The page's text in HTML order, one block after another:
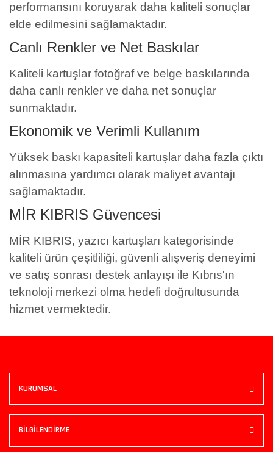
performansını koruyarak daha kaliteli sonuçlar
elde edilmesini sağlamaktadır.
Canlı Renkler ve Net Baskılar
Kaliteli kartuşlar fotoğraf ve belge baskılarında
daha canlı renkler ve daha net sonuçlar
sunmaktadır.
Ekonomik ve Verimli Kullanım
Yüksek baskı kapasiteli kartuşlar daha fazla çıktı
alınmasına yardımcı olarak maliyet avantajı
sağlamaktadır.
MİR KIBRIS Güvencesi
MİR KIBRIS, yazıcı kartuşları kategorisinde
kaliteli ürün çeşitliliği, güvenli alışveriş deneyimi
ve satış sonrası destek anlayışı ile Kıbrıs'ın
teknoloji merkezi olma hedefi doğrultusunda
hizmet vermektedir.
KURUMSAL
BİLGİLENDİRME